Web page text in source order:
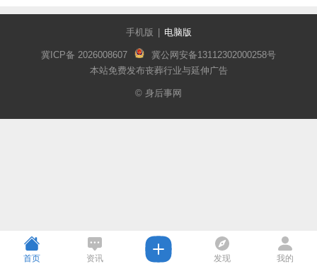
手机版 电脑版
冀ICP备 2026008607
冀公网安备13112302000258号
本站免费发布丧葬行业与延伸广告
© 身后事网
首页 资讯 发现 我的